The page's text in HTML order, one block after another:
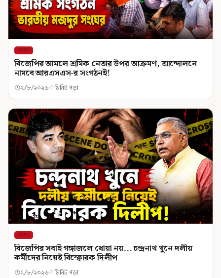
রাজ্য
বিজেপির আমলে শ্রমিক নেতার উপর আক্রমণ, আন্দোলনে
নামবে আরএসএস-র সংগঠনই!
৭/৮/২০২৬ 1 মিনিট পড়া
রাজ্য
বিজেপির সবাই গঙ্গাজলে ধোয়া নয়... চন্দ্রনাথ খুনে দলীয়
কর্মীদের নিয়েই বিস্ফোরক দিলীপ
৭/৮/২০২৬ 1 মিনিট পড়া